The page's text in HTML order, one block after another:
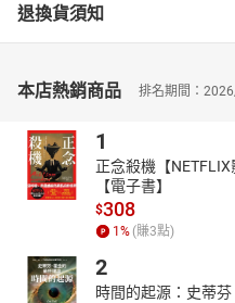
他也是鎮上最勇敢的男孩──
湯姆不僅是文學史上最知名而迷
更象徵著無所畏懼、勇往直前的
＝作者簡介＝
他是奠定「美國人原型」的美
以「馬克‧吐溫」為筆名於報紙
表作《湯姆歷險記》、《哈克
退換貨須知
本店熱銷商品 排名期間：
1
正念殺機【
【電子書】
$308
1 % (賺3點)
2
時間的起源：史蒂